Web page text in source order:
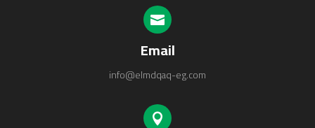

Email
